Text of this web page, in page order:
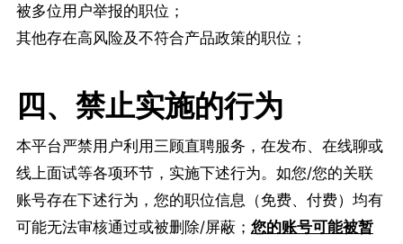
被多位用户举报的职位；
其他存在高风险及不符合产品政策的职位；
四、禁止实施的行为
本平台严禁用户利用三顾直聘服务，在发布、在线聊或
线上面试等各项环节，实施下述行为。如您/您的关联
账号存在下述行为，您的职位信息（免费、付费）均有
可能无法审核通过或被删除/屏蔽； 您的账号可能被暂